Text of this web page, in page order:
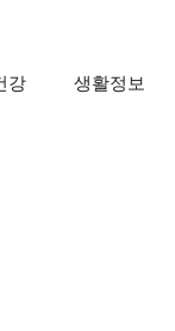
강 생활정보